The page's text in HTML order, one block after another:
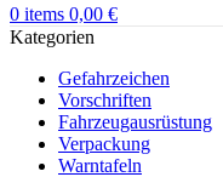
0 items 0,00 €
Kategorien
Gefahrzeichen
Vorschriften
Fahrzeugausrüstung
Verpackung
Warntafeln